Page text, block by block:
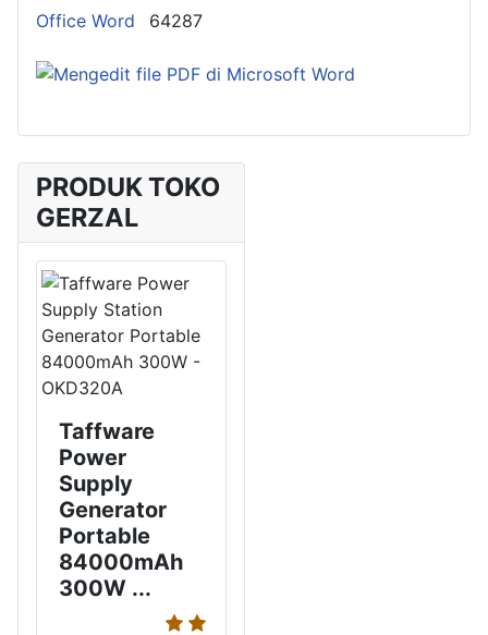
Details
Office Word 64287
PRODUK TOKO
GERZAL
Taffware
Power
Supply
Generator
Portable
84000mAh
300W ...